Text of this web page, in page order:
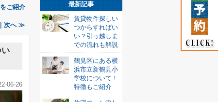
ご紹介
次へ ≫
06-26
最新記事
賃貸物件探しい
つからすればい
い？引っ越しま
での流れも解説
鶴見区にある横
浜市立新鶴見小
学校について！
特徴もご紹介